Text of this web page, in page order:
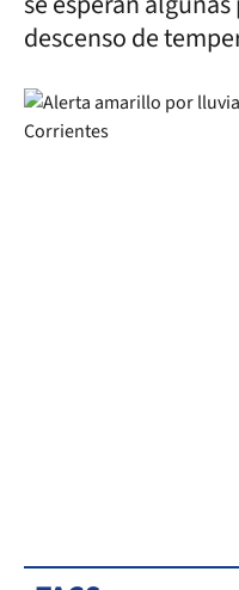
descenso de